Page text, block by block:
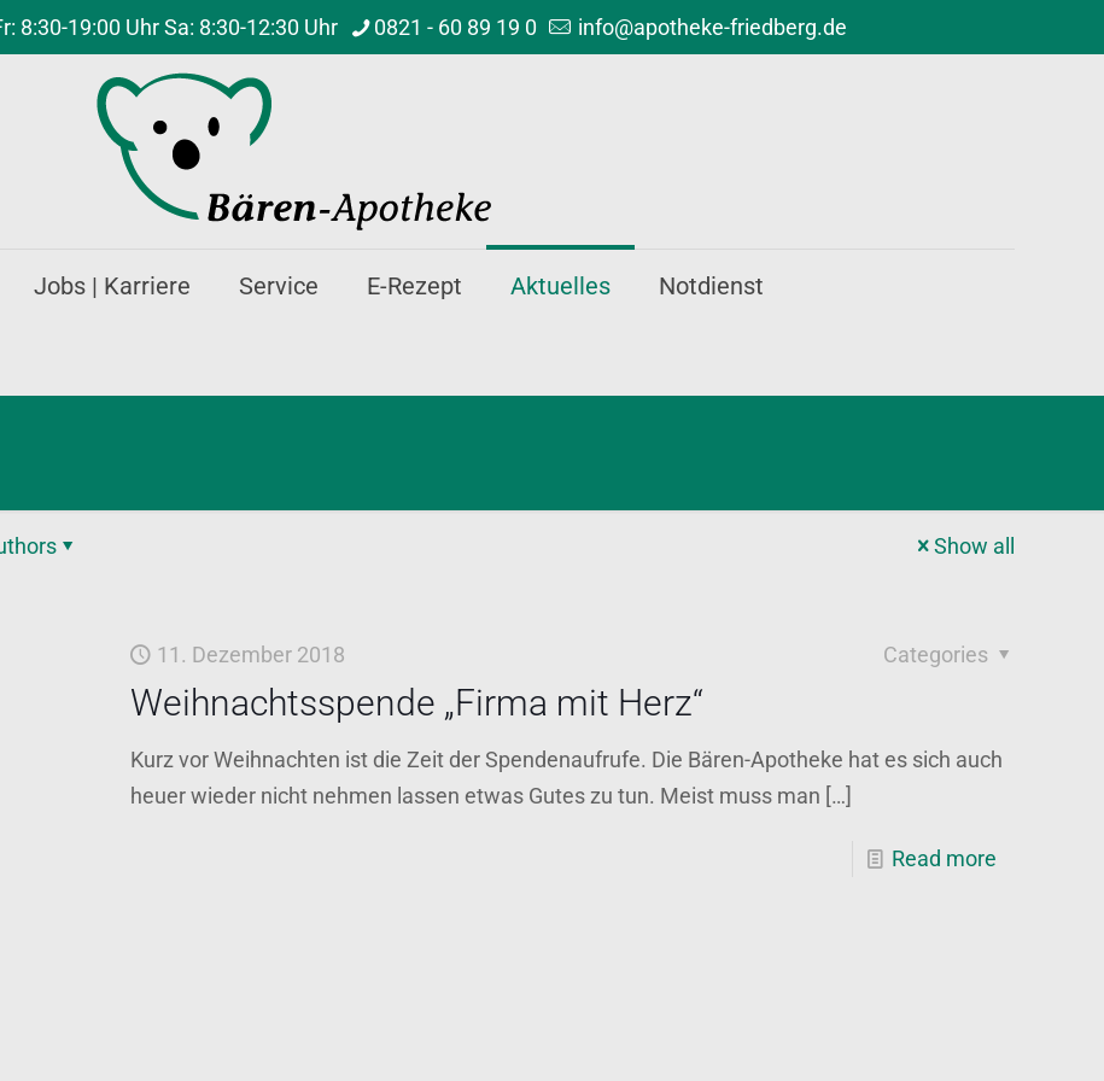
8:30-19:00 Uhr Sa: 8:30-12:30 Uhr 0821 - 60 89 19 0 info@apotheke-friedberg.de
Jobs | Karriere Service E-Rezept Aktuelles Notdienst
Show all
11. Dezember 2018 Categories
Weihnachtsspende „Firma mit Herz“
Kurz vor Weihnachten ist die Zeit der Spendenaufrufe. Die Bären-Apotheke hat es sich auch
heuer wieder nicht nehmen lassen etwas Gutes zu tun. Meist muss man […]
Read more